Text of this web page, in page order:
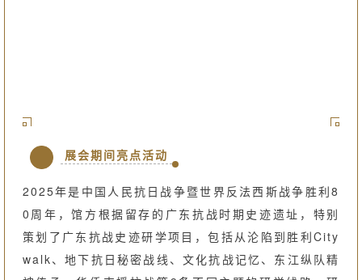
展会期间亮点活动
2025年是中国人民抗日战争暨世界反法西斯战争胜利8
0周年，馆方根据留存的广东抗战时期史迹遗址，特别
策划了广东抗战史迹研学项目，包括从沦陷到胜利City
walk、地下抗日秘密战线、文化抗战记忆、东江纵队精